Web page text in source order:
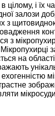
і їх
залози
з
з
на